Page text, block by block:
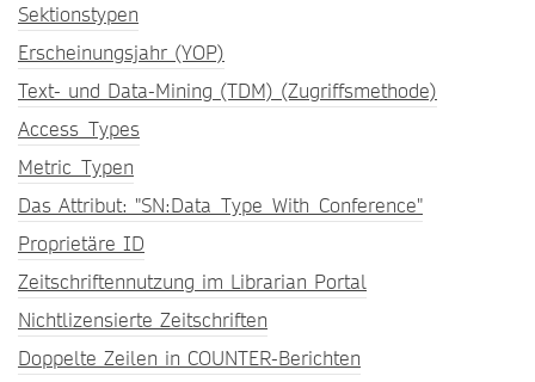
Sektionstypen
Erscheinungsjahr (YOP)
Text- und Data-Mining (TDM) (Zugriffsmethode)
Access_Types
Metric_Typen
Das Attribut: "SN:Data_Type_With_Conference"
Proprietäre ID
Zeitschriftennutzung im Librarian Portal
Nichtlizensierte Zeitschriften
Doppelte Zeilen in COUNTER-Berichten